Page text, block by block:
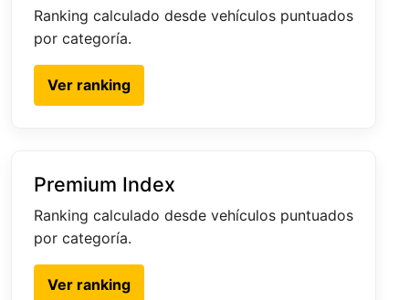
Ranking calculado desde vehículos puntuados
por categoría.
Ver ranking
Premium Index
Ranking calculado desde vehículos puntuados
por categoría.
Ver ranking